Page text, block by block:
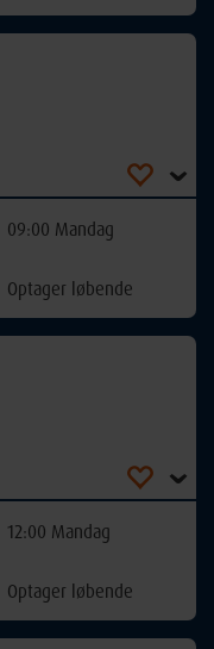
09:00 Mandag
Optager løbende
12:00 Mandag
Optager løbende